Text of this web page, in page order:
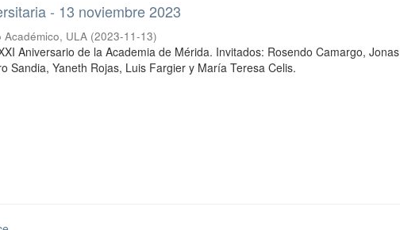
- 13 noviembre 2023
ULA (2023-11-13)
Aniversario de la Academia de Mérida. Invitados: Rosendo Camargo, Jonas
Sandia, Yaneth Rojas, Luis Fargier y María Teresa Celis.